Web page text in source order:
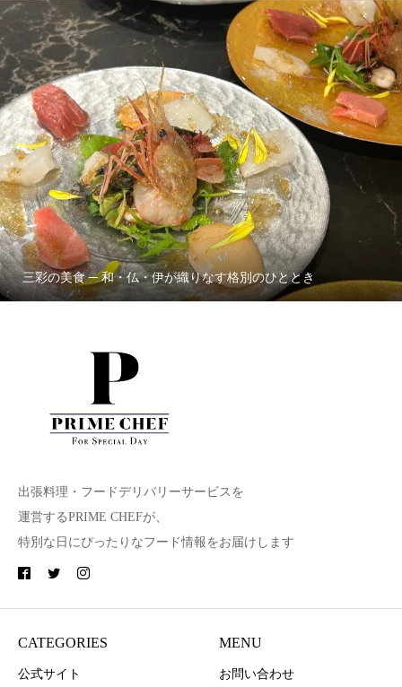
三彩の美食 ─ 和・仏・伊が織りなす格別のひととき
出張料理・フードデリバリーサービスを
運営するPRIME CHEFが、
特別な日にぴったりなフード情報をお届けします
CATEGORIES
公式サイト
MENU
お問い合わせ